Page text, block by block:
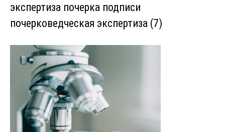
экспертиза почерка подписи
почерковедческая экспертиза (7)